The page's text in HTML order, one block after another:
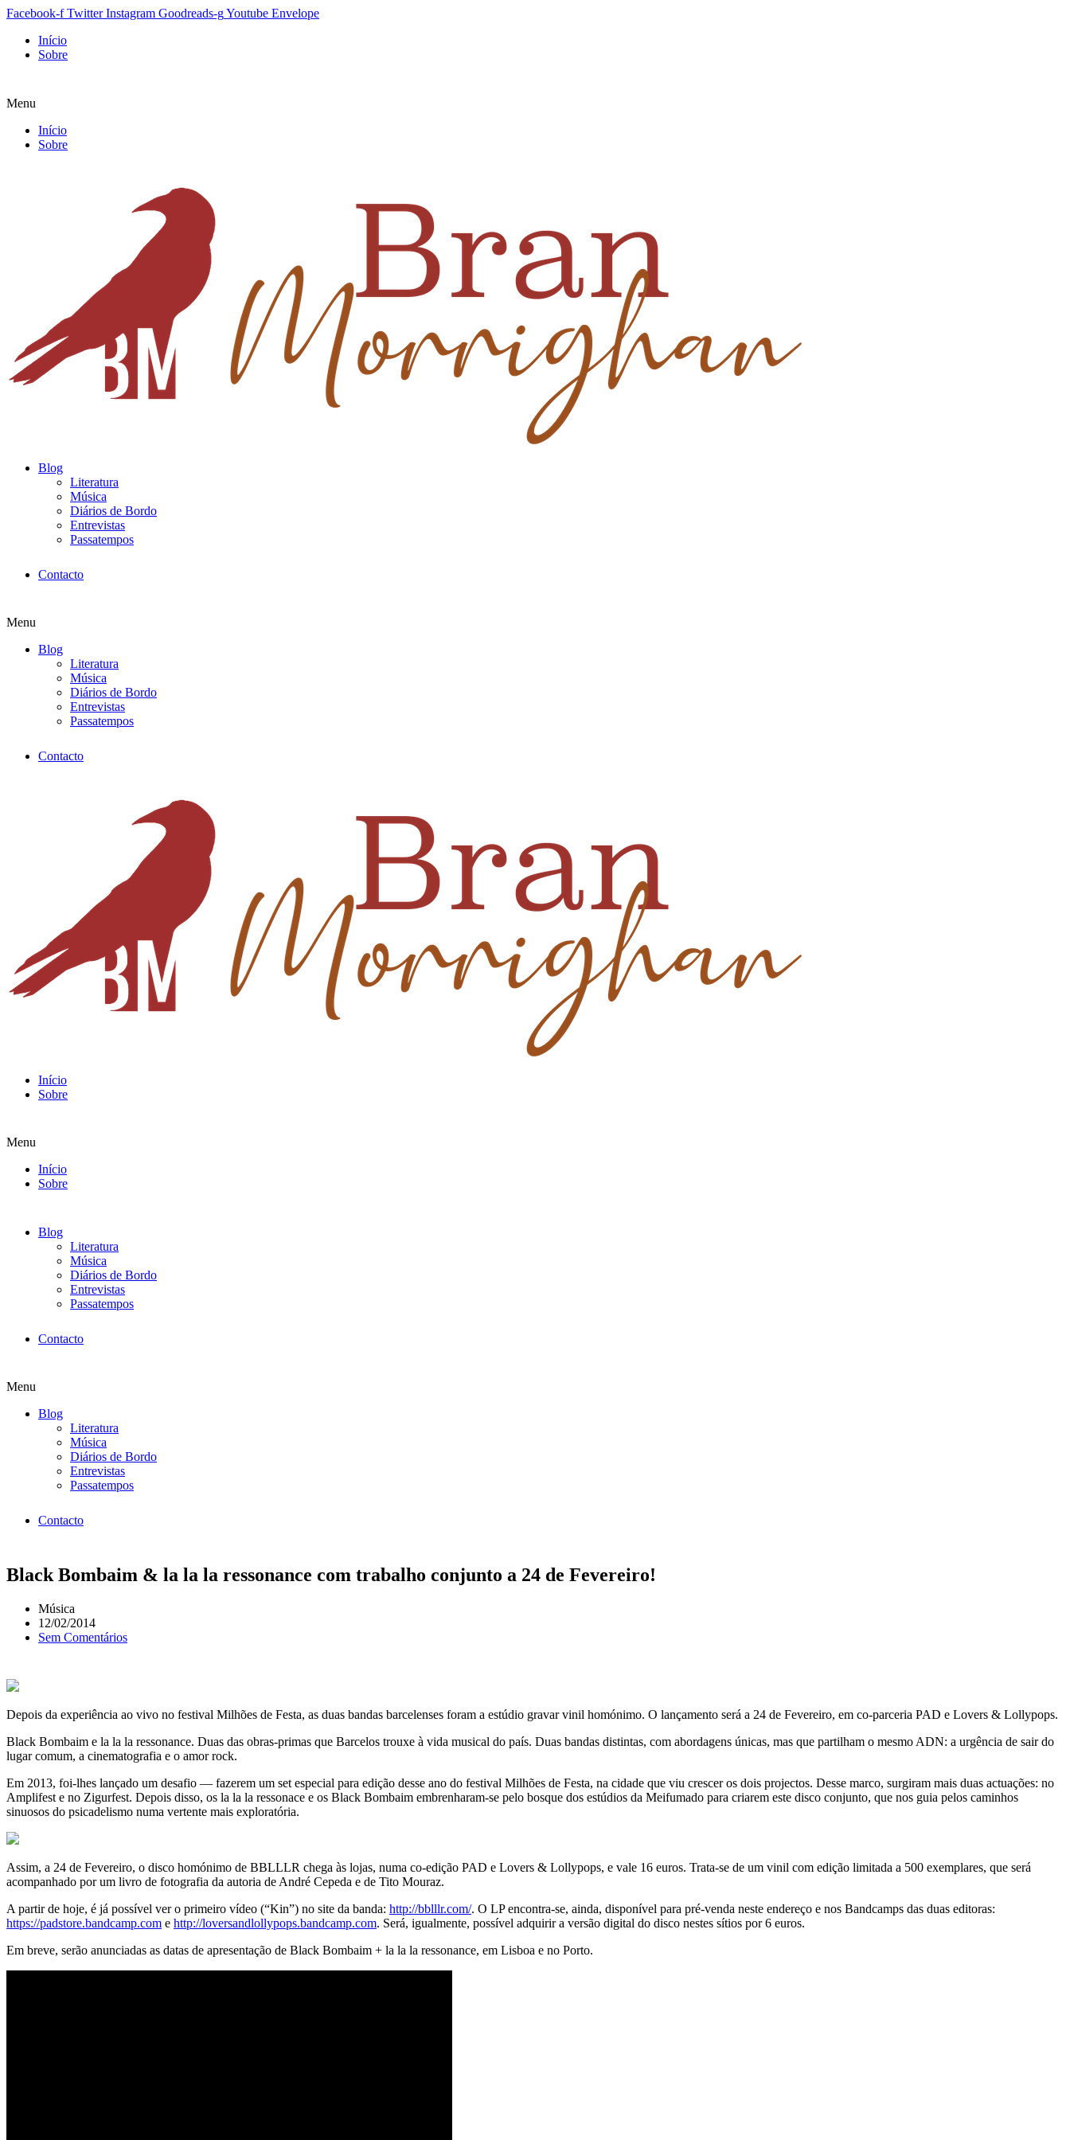
Facebook-f Twitter Instagram Goodreads-gYoutube Envelope
Início
Sobre
Menu
Início
Sobre
Blog
Literatura
Música
Diários de Bordo
Entrevistas
Passatempos
Contacto
Menu
Blog
Literatura
Música
Diários de Bordo
Entrevistas
Passatempos
Contacto
Início
Sobre
Menu
Início
Sobre
Blog
Literatura
Música
Diários de Bordo
Entrevistas
Passatempos
Contacto
Menu
Blog
Literatura
Música
Diários de Bordo
Entrevistas
Passatempos
Contacto
Black Bombaim & la la la ressonance com trabalho conjunto a 24 de Fevereiro!
Música
12/02/2014
Sem Comentários
Depois da experiência ao vivo no festival Milhões de Festa, as duas bandas barcelenses foram a estúdio gravar vinil homónimo. O lançamento será a 24 de Fevereiro, em co-parceria PAD e Lovers & Lollypops.
Black Bombaim e la la la ressonance. Duas das obras-primas que Barcelos trouxe à vida musical do país. Duas bandas distintas, com abordagens únicas, mas que partilham o mesmo ADN: a urgência de sair do
lugar comum, a cinematografia e o amor rock.
Em 2013, foi-lhes lançado um desafio — fazerem um set especial para edição desse ano do festival Milhões de Festa, na cidade que viu crescer os dois projectos. Desse marco, surgiram mais duas actuações: no
Amplifest e no Zigurfest. Depois disso, os la la la ressonace e os Black Bombaim embrenharam-se pelo bosque dos estúdios da Meifumado para criarem este disco conjunto, que nos guia pelos caminhos
sinuosos do psicadelismo numa vertente mais exploratória.
Assim, a 24 de Fevereiro, o disco homónimo de BBLLLR chega às lojas, numa co-edição PAD e Lovers & Lollypops, e vale 16 euros. Trata-se de um vinil com edição limitada a 500 exemplares, que será
acompanhado por um livro de fotografia da autoria de André Cepeda e de Tito Mouraz.
A partir de hoje, é já possível ver o primeiro vídeo (“Kin”) no site da banda: http://bblllr.com/. O LP encontra-se, ainda, disponível para pré-venda neste endereço e nos Bandcamps das duas editoras:
https://padstore.bandcamp.com e http://loversandlollypops.bandcamp.com. Será, igualmente, possível adquirir a versão digital do disco nestes sítios por 6 euros.
Em breve, serão anunciadas as datas de apresentação de Black Bombaim + la la la ressonance, em Lisboa e no Porto.